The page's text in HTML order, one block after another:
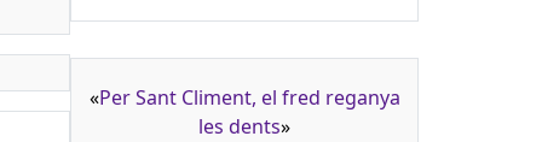
«Per Sant Climent, el fred reganya
les dents»